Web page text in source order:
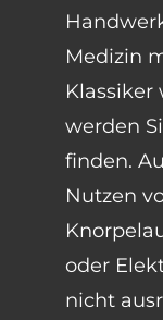
Medizin
Klassiker
werden
finden.
Nutzen
oder
nicht